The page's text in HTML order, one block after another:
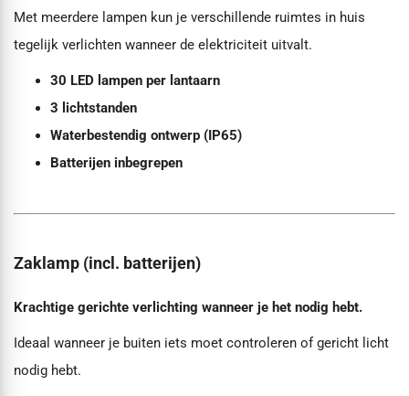
Met meerdere lampen kun je verschillende ruimtes in huis
tegelijk verlichten wanneer de elektriciteit uitvalt.
30 LED lampen per lantaarn
3 lichtstanden
Waterbestendig ontwerp (IP65)
Batterijen inbegrepen
Zaklamp (incl. batterijen)
Krachtige gerichte verlichting wanneer je het nodig hebt.
Ideaal wanneer je buiten iets moet controleren of gericht licht
nodig hebt.